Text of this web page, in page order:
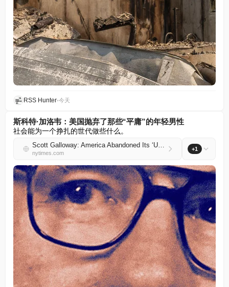
RSS Hunter•今天
斯科特·加洛韦：美国抛弃了那些“平庸”的年轻男性
社会能为一个挣扎的世代做些什么。
Scott Galloway: America Abandoned Its ‘Unremarkable’ Young Men
nytimes.com
+1